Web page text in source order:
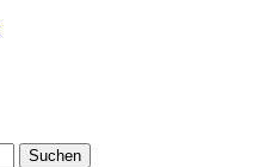
Suchen